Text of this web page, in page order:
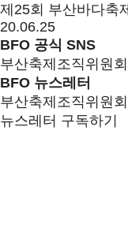
제25회 부산바다축
20.06.25
BFO 공식 SNS
부산축제조직위원
BFO 뉴스레터
부산축제조직위원
뉴스레터 구독하기